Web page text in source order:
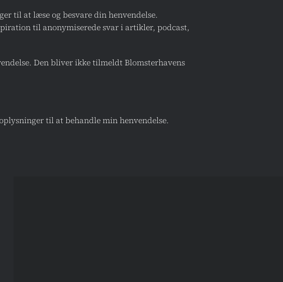
til at læse og besvare din henvendelse.
til anonymiserede svar i artikler, podcast,
Den bliver ikke tilmeldt Blomsterhavens
til at behandle min henvendelse.